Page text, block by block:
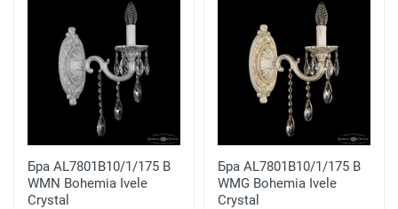
Бра AL7801B10/1/175 B
WMN Bohemia Ivele
Crystal
Бра AL7801B10/1/175 B
WMG Bohemia Ivele
Crystal